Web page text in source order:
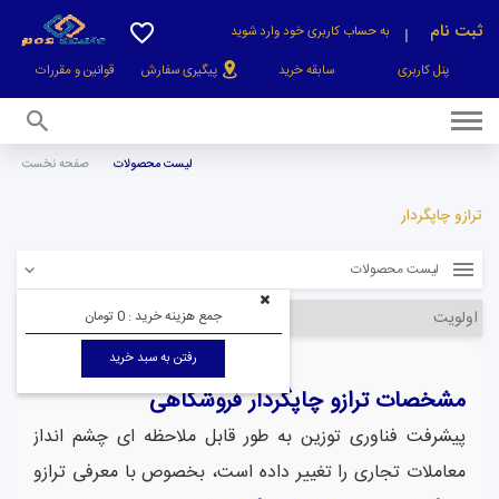
ثبت نام
به حساب کاربری خود وارد شوید
پنل کاربری
سابقه خرید پیگیری سفارش قوانین ومقررات
جمع هزینه خرید :
رفتن به سبد خرید
صفحه نخست صفحه نخست لیست محصولات
ترازو چاپگردار
لیست محصولات
مشخصات ترازو چاپگردار فروشگاهی
پیشرفت فناوری توزین به طور قابل ملاحظه ای چشم انداز
معاملات تجاری را تغییر داده است، بخصوص با معرفی ترازو